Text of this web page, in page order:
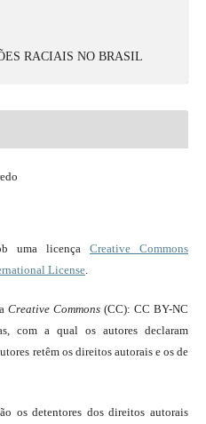
RACIAIS NO BRASIL
uma licençaCreative Commons
License.
Creative Commons(CC): CC BY-NC
com a qual os autores declaram
retêm os direitos autorais e os de
os detentores dos direitos autorais